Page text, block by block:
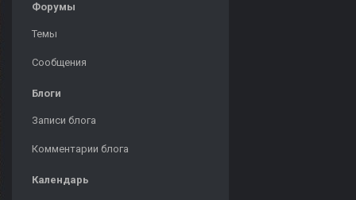
Форумы
Темы
Сообщения
Блоги
Записи блога
Комментарии блога
Календарь